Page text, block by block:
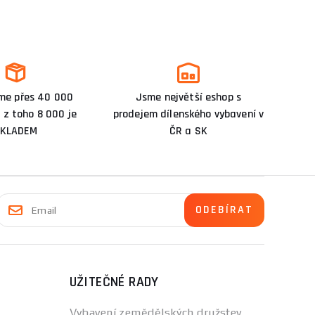
přes 40 000
z toho 8 000 je
Jsme největší eshop s
prodejem dílenského vybavení v
ČR a SK
UŽITEČNÉ RADY